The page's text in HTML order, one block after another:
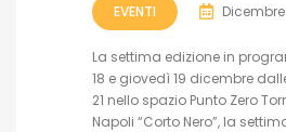
EVENTI Dicembre
La settima edizione in
18 e giovedì 19 dicembre
21 nello spazio Punto Zero
Napoli “Corto Nero”, la